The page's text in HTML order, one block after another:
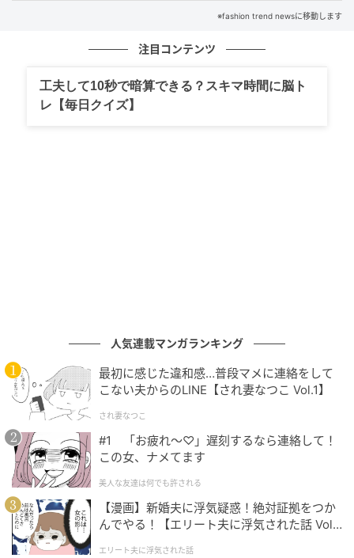
デニムジャケット × プリーツスカートで上品
カジュアル
※fashion trend newsに移動します
注目コンテンツ
工夫して10秒で暗算できる？スキマ時間に脳ト
レ【毎日クイズ】
人気連載マンガランキング
最初に感じた違和感…普段マメに連絡をして
こない夫からのLINE【され妻なつこ Vol.1】
され妻なつこ
#1 「お疲れ〜♡」遅刻するなら連絡して！
この女、ナメてます
美人な友達は何でも許される
【漫画】新婚夫に浮気疑惑！絶対証拠をつか
んでやる！【エリート夫に浮気された話 Vol.
エリート夫に浮気された話